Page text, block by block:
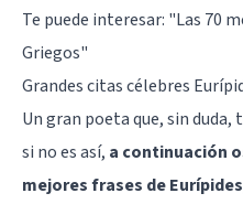
Te puede interesar: "Las 70
Griegos"
Grandes citas célebres
Un gran poeta que, sin
si no es así, a continuación
mejores frases de Eurípides